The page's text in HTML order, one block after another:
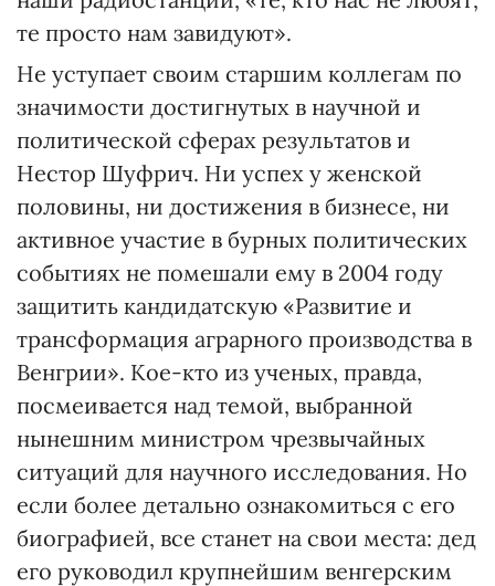
те просто нам завидуют».
Не уступает своим старшим коллегам по
значимости достигнутых в научной и
политической сферах результатов и
Нестор Шуфрич. Ни успех у женской
половины, ни достижения в бизнесе, ни
активное участие в бурных политических
событиях не помешали ему в 2004 году
защитить кандидатскую «Развитие и
трансформация аграрного производства в
Венгрии». Кое-кто из ученых, правда,
посмеивается над темой, выбранной
нынешним министром чрезвычайных
ситуаций для научного исследования. Но
если более детально ознакомиться с его
биографией, все станет на свои места: дед
его руководил крупнейшим венгерским